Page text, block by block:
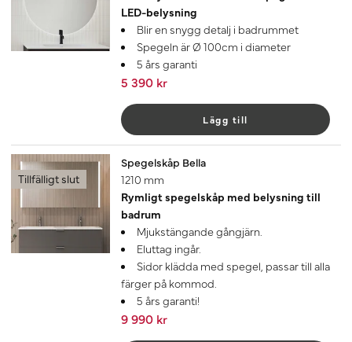
LED-belysning
Blir en snygg detalj i badrummet
Spegeln är Ø 100cm i diameter
5 års garanti
5 390 kr
Lägg till
Tillfälligt slut
Spegelskåp Bella
1210 mm
Rymligt spegelskåp med belysning till
badrum
Mjukstängande gångjärn.
Eluttag ingår.
Sidor klädda med spegel, passar till alla
färger på kommod.
5 års garanti!
9 990 kr